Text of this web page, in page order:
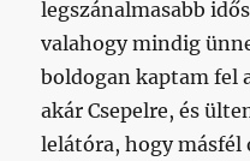
legszánalmasabb
valahogy mindig
boldogan kaptam fel
akár Csepelre, és
lelátóra, hogy másfél